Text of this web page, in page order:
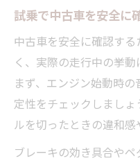
試乗で中古車を安全に
中古車を安全に確認す
く、実際の走行中の挙動
まず、エンジン始動時
定性をチェックしまし
ルを切ったときの違和感
ブレーキの効き具合や